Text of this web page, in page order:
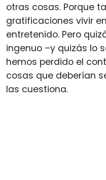
otras cosas. Porque
gratificaciones vivir
entretenido. Pero
ingenuo –y quizás lo
hemos perdido el
cosas que deberían
las cuestiona.